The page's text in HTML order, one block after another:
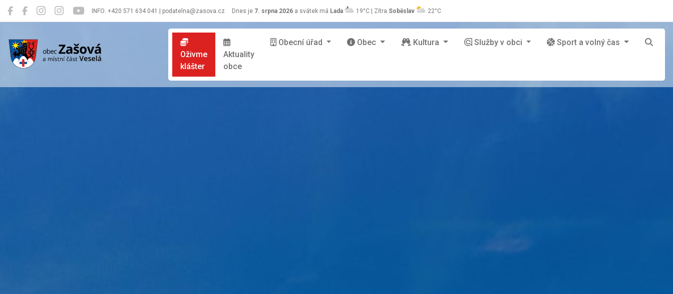
INFO: +420 571 634 041 | podatelna@zasova.cz Dnes je 7. srpna 2026 a svátek má Lada 19°C | Zítra Soběslav 22°C
Zašová
Oživme
klášter
Aktuality
obce
Obecní úřad Obec Kultura Služby v obci Sport a volný čas